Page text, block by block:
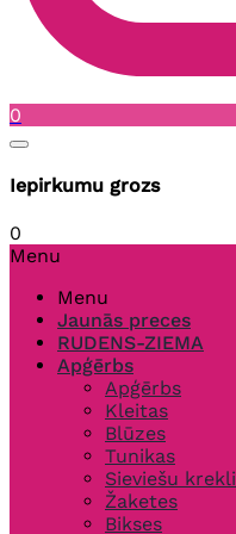
0
Iepirkumu grozs
0
Menu
Menu
Jaunās preces
RUDENS-ZIEMA
Apģērbs
Apģērbs
Kleitas
Blūzes
Tunikas
Sieviešu krekli
Žaketes
Bikses